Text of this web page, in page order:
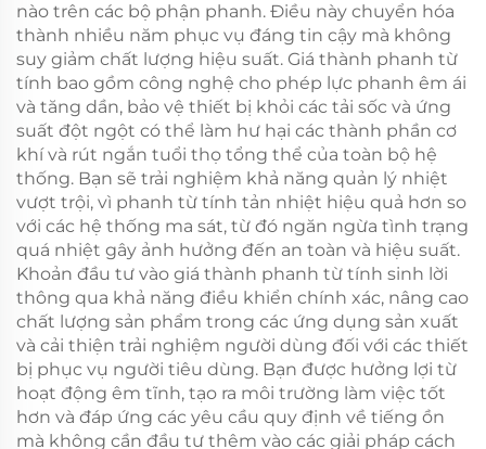
nào trên các bộ phận phanh. Điều này chuyển hóa
thành nhiều năm phục vụ đáng tin cậy mà không
suy giảm chất lượng hiệu suất. Giá thành phanh từ
tính bao gồm công nghệ cho phép lực phanh êm ái
và tăng dần, bảo vệ thiết bị khỏi các tải sốc và ứng
suất đột ngột có thể làm hư hại các thành phần cơ
khí và rút ngắn tuổi thọ tổng thể của toàn bộ hệ
thống. Bạn sẽ trải nghiệm khả năng quản lý nhiệt
vượt trội, vì phanh từ tính tản nhiệt hiệu quả hơn so
với các hệ thống ma sát, từ đó ngăn ngừa tình trạng
quá nhiệt gây ảnh hưởng đến an toàn và hiệu suất.
Khoản đầu tư vào giá thành phanh từ tính sinh lời
thông qua khả năng điều khiển chính xác, nâng cao
chất lượng sản phẩm trong các ứng dụng sản xuất
và cải thiện trải nghiệm người dùng đối với các thiết
bị phục vụ người tiêu dùng. Bạn được hưởng lợi từ
hoạt động êm tĩnh, tạo ra môi trường làm việc tốt
hơn và đáp ứng các yêu cầu quy định về tiếng ồn
mà không cần đầu tư thêm vào các giải pháp cách